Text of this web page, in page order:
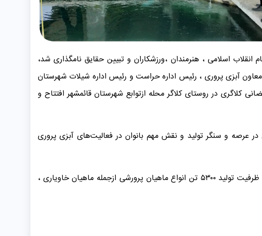
روز از دهه مبارک فجر که به نام انقلاب اسلامی ، هنرمندان ،ورزشکاران و تبیین حقایق نامگذاری شد،
معاون آبزی پروری ، رئیس اداره حراست و رئیس اداره شیلات شهرستان
کلاگری در روستای کلاگر محله ازتوابع شهرستان قائمشهر افتتاح و
در عرصه و سنگر تولید و نقش مهم بانوان در فعالیت‌های آبزی پروری
در استان مازندران حدود۳۷۰۰ واحد آبزی پروری فعالیت شیلاتی دارند که حدود۲۶۰ واحد آن در شهرستان قائمشهربا ظرفیت تولید ۵۳۰۰ تن انواع ماهیان پرورشی ازجمله ماهیان خاویاری ،